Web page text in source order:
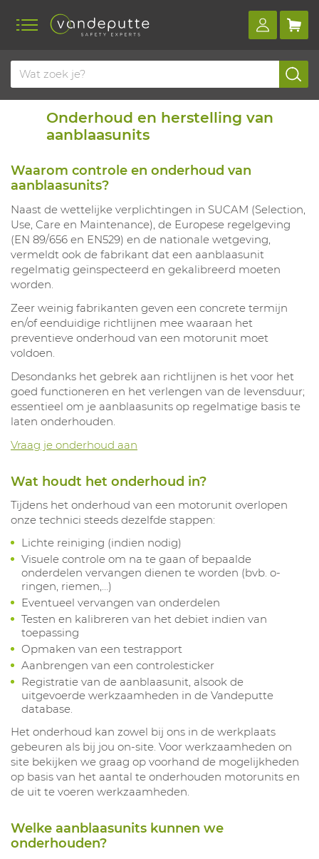
Onderhoud en herstelling van
aanblaasunits
Waarom controle en onderhoud van
aanblaasunits?
Naast de wettelijke verplichtingen in SUCAM (Selection,
Use, Care en Maintenance), de Europese regelgeving
(EN 89/656 en EN529) en de nationale wetgeving,
vermeldt ook de fabrikant dat een aanblaasunit
regelmatig geïnspecteerd en gekalibreerd moeten
worden.
Zeer weinig fabrikanten geven een concrete termijn
en/of eenduidige richtlijnen mee waaraan het
preventieve onderhoud van een motorunit moet
voldoen.
Desondanks het gebrek aan richtlijnen is het voor het
goed functioneren en het verlengen van de levensduur;
essentieel om je aanblaasunits op regelmatige basis te
laten onderhouden.
Vraag je onderhoud aan
Wat houdt het onderhoud in?
Tijdens het onderhoud van een motorunit overlopen
onze technici steeds dezelfde stappen:
Lichte reiniging (indien nodig)
Visuele controle om na te gaan of bepaalde
onderdelen vervangen dienen te worden (bvb. o-
ringen, riemen,…)
Eventueel vervangen van onderdelen
Testen en kalibreren van het debiet indien van
toepassing
Opmaken van een testrapport
Aanbrengen van een controlesticker
Registratie van de aanblaasunit, alsook de
uitgevoerde werkzaamheden in de Vandeputte
database.
Het onderhoud kan zowel bij ons in de werkplaats
gebeuren als bij jou on-site. Voor werkzaamheden on
site bekijken we graag op voorhand de mogelijkheden
op basis van het aantal te onderhouden motorunits en
de uit te voeren werkzaamheden.
Welke aanblaasunits kunnen we
onderhouden?